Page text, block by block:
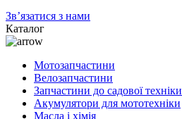
Зв’язатися з нами
Каталог
Мотозапчастини
Велозапчастини
Запчастини до садової техніки
Акумулятори для мототехніки
Масла і хімія